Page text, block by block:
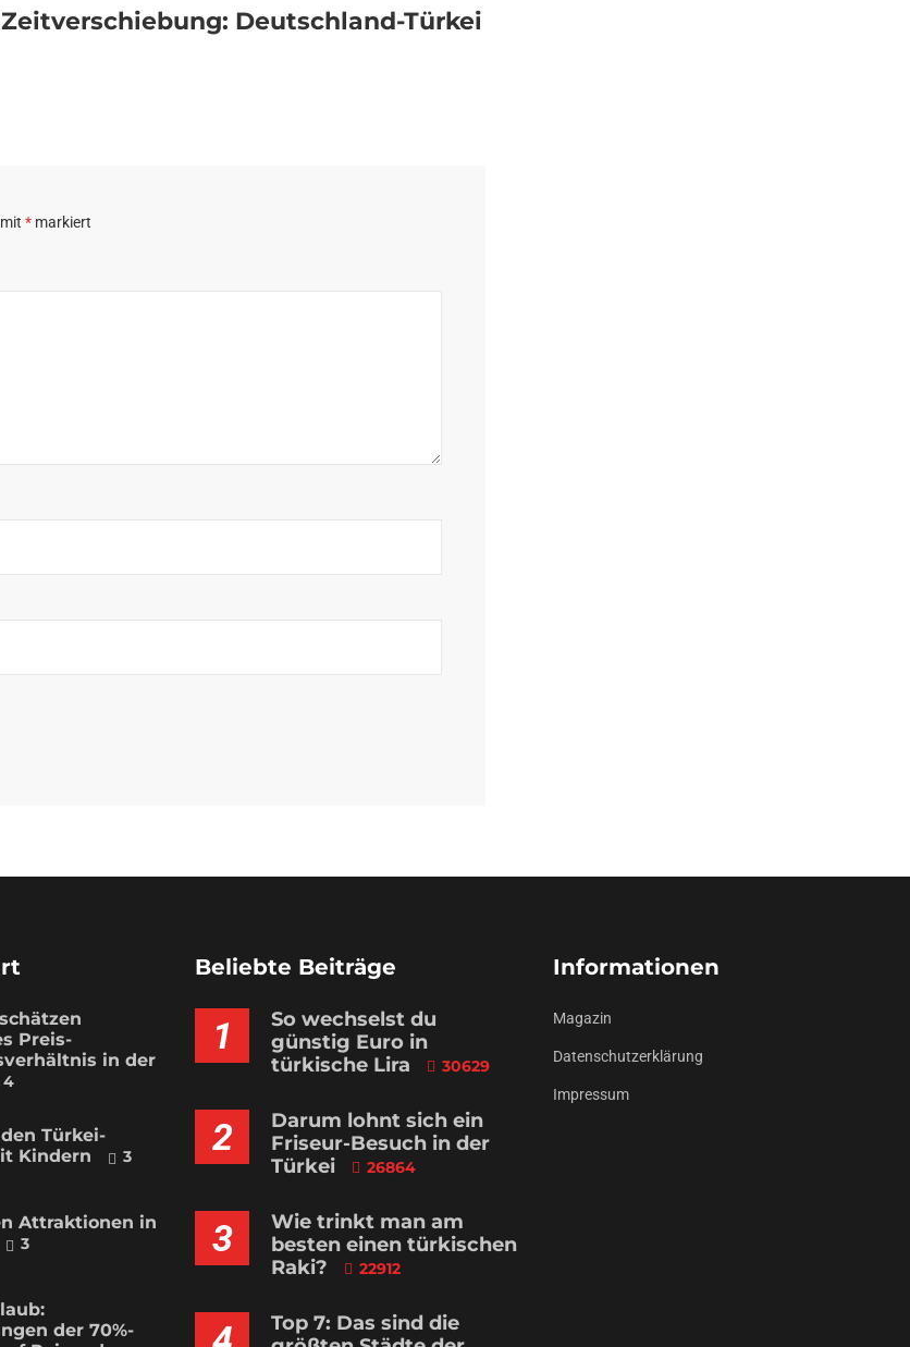
Zeitverschiebung: Deutschland-Türkei
* markiert
Preis-
in der
4
Türkei-
Kindern
3
Attraktionen in
3
der 70%-
Beliebte Beiträge
1
So wechselst du
günstig Euro in
türkische Lira
30629
2
Darum lohnt sich ein
Friseur-Besuch in der
Türkei
26864
3
Wie trinkt man am
besten einen türkischen
Raki?
22912
Top 7: Das sind die
Informationen
Magazin
Datenschutzerklärung
Impressum